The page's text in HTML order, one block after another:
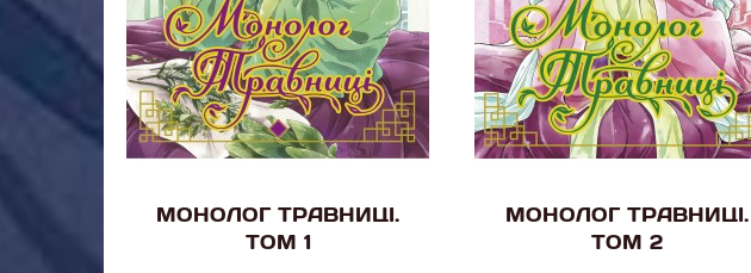
МОНОЛОГ ТРАВНИЦІ.
ТОМ 1
МОНОЛОГ ТРАВНИЦІ.
ТОМ 2